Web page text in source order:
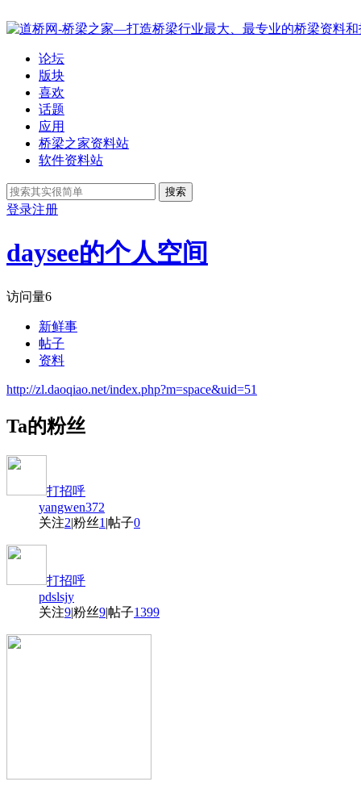
论坛
版块
喜欢
话题
应用
桥梁之家资料站
软件资料站
搜索
登录注册
daysee的个人空间
访问量6
新鲜事
帖子
资料
http://zl.daoqiao.net/index.php?m=space&uid=51
Ta的粉丝
打招呼
yangwen372
关注2|粉丝1 |帖子0
打招呼
pdslsjy
关注9|粉丝9|帖子1399